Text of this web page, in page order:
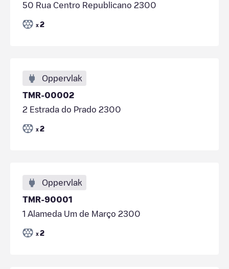
50 Rua Centro Republicano 2300
x 2
Oppervlak
TMR-00002
2 Estrada do Prado 2300
x 2
Oppervlak
TMR-90001
1 Alameda Um de Março 2300
x 2